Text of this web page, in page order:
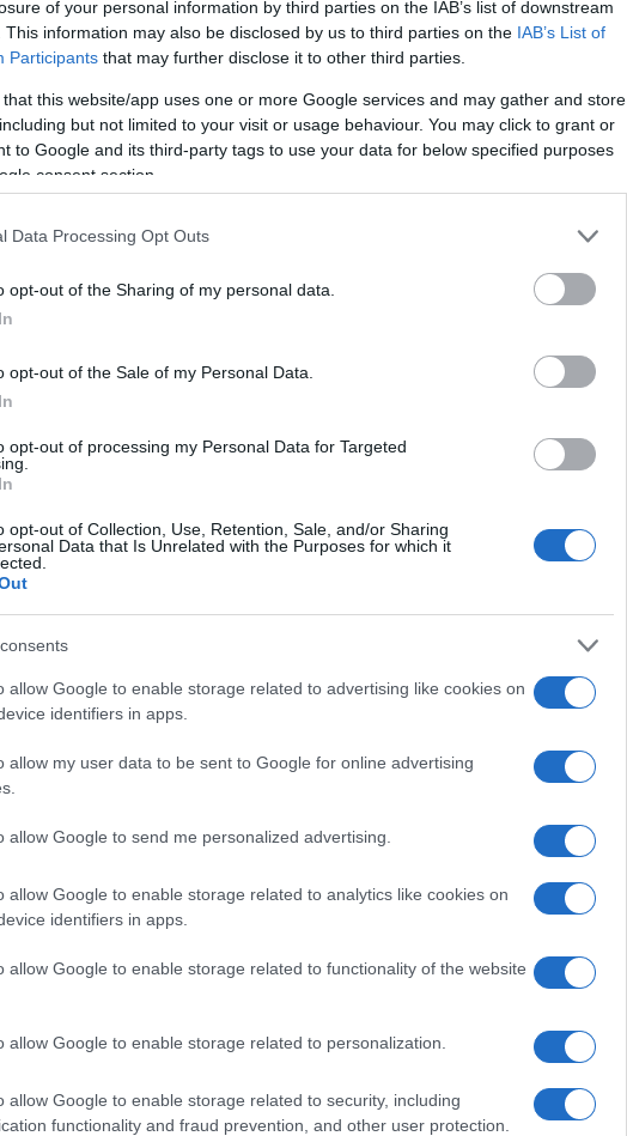
of your personal information by third parties on the IAB’s list of downstream
This information may also be disclosed by us to third parties on the IAB’s List of
Participants that may further disclose it to other third parties.
that this website/app uses one or more Google services and may gather and store
but not limited to your visit or usage behaviour. You may click to grant or
to Google and its third-party tags to use your data for below specified purposes
consent section.
Data Processing Opt Outs
opt-out of the Sharing of my personal data.
opt-out of the Sale of my Personal Data.
opt-out of processing my Personal Data for Targeted
opt-out of Collection, Use, Retention, Sale, and/or Sharing
Data that Is Unrelated with the Purposes for which it
allow Google to enable storage related to advertising like cookies on
identifiers in apps.
allow my user data to be sent to Google for online advertising
allow Google to send me personalized advertising.
allow Google to enable storage related to analytics like cookies on
identifiers in apps.
allow Google to enable storage related to functionality of the website
allow Google to enable storage related to personalization.
allow Google to enable storage related to security, including
functionality and fraud prevention, and other user protection.
digital hacia un enfoque
surge de la necesidad de entender mejor
Los datos nos cuentan una historia
con nuestras marcas a lo largo del
Google, he observado que las compañías
en información real lograron mejorar
en la recopilación de información
Analytics, Facebook Business y
ofrecen información valiosa
permite a las marcas ajustar sus estrategias
de las métricas puede revelar en qué
se están perdiendo, lo que brinda
del usuario.
de marketing basada